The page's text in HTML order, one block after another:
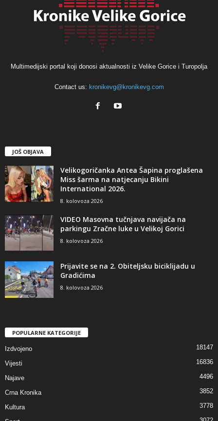
Multimedijski portal koji donosi aktualnosti iz Velike Gorice i Turopolja
Contact us: kronikevg@kronikevg.com
JOŠ OBJAVA
Velikogoričanka Antea Šapina proglašena
Miss šarma na natjecanju Bikini
International 2026.
8. kolovoza 2026
VIDEO Masovna tučnjava navijača na
parkingu Zračne luke u Velikoj Gorici
8. kolovoza 2026
Prijavite se na 2. Obiteljsku biciklijadu u
Gradićima
8. kolovoza 2026
POPULARNE KATEGORIJE
Izdvojeno 18147
Vijesti 16836
Najave 4496
Crna Kronika 3852
Kultura 3778